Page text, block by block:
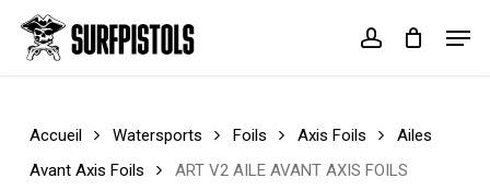
main
account
Cart Close
Accueil Watersports Foils Axis Foils
Ailes
Avant Axis Foils
ART V2 AILE AVANT AXIS FOILS